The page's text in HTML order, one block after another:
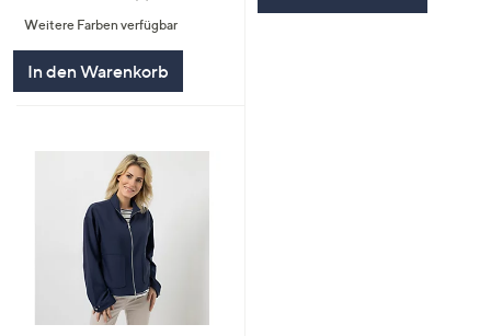
von
5
Weitere Farben verfügbar
In den Warenkorb